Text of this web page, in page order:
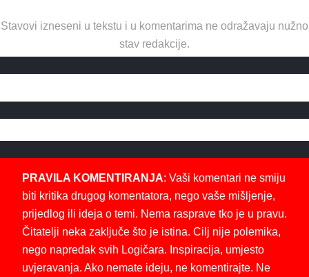
Stavovi izneseni u tekstu i u komentarima ne odražavaju nužno
stav redakcije.
PRAVILA KOMENTIRANJA: Vaši komentari ne smiju
biti kritika drugog komentatora, nego vaše mišljenje,
prijedlog ili ideja o temi. Nema rasprave tko je u pravu.
Čitatelji neka zaključe što je istina. Cilj nije polemika,
nego napredak svih Logičara. Inspiracija, umjesto
uvjeravanja. Ako nemate ideju, ne komentirajte. Ne